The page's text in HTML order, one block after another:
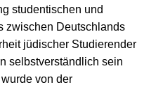
studentischen und
zwischen Deutschlands
jüdischer Studierender
selbstverständlich sein
von der